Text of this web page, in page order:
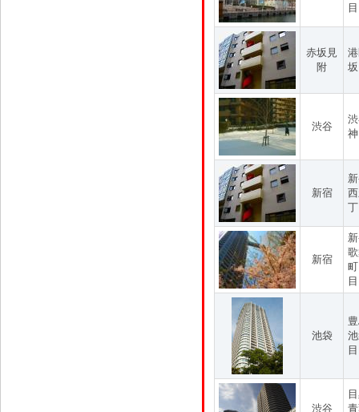
赤坂見
附
渋谷
新宿
新宿
目
池袋
目
渋谷